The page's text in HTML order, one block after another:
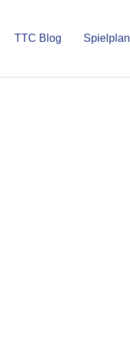
TTC Blog Spielplan